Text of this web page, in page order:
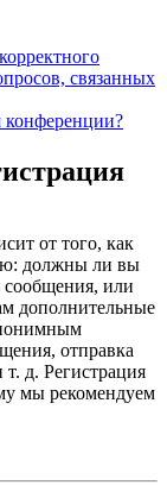
связанных
конференции?
от того, как
должны ли вы
сообщения, или
дополнительные
отправка
д. Регистрация
мы рекомендуем